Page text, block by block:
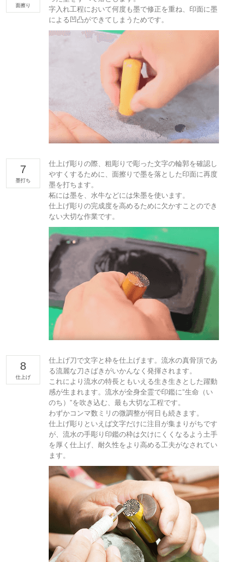
面擦り
字入れ工程において何度も墨で修正を重ね、印面に墨
による凹凸ができてしまうためです。
7
墨打ち
仕上げ彫りの際、粗彫りで彫った文字の輪郭を確認し
やすくするために、面擦りで墨を落とした印面に再度
墨を打ちます。
柘には墨を、水牛などには朱墨を使います。
仕上げ彫りの完成度を高めるために欠かすことのでき
ない大切な作業です。
8
仕上げ
仕上げ刀で文字と枠を仕上げます。流水の真骨頂であ
る流麗な刀さばきがいかんなく発揮されます。
これにより流水の特長ともいえる生き生きとした躍動
感が生まれます。流水が全身全霊で印鑑に”生命（い
のち）”を吹き込む、最も大切な工程です。
わずかコンマ数ミリの微調整が何日も続きます。
仕上げ彫りといえば文字だけに注目が集まりがちです
が、流水の手彫り印鑑の枠は欠けにくくなるよう土手
を厚く仕上げ、耐久性をより高める工夫がなされてい
ます。